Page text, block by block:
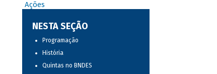
Ações
NESTA SEÇÃO
Programação
História
Quintas no BNDES